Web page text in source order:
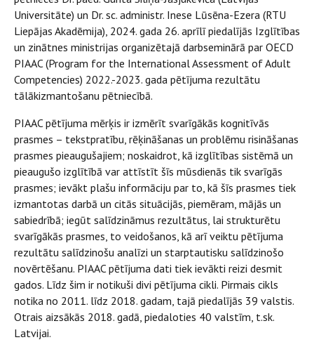
Universitāte) un Dr. sc. administr. Inese Lūsēna-Ezera (RTU
Liepājas Akadēmija), 2024. gada 26. aprīlī piedalījās Izglītības
un zinātnes ministrijas organizētajā darbseminārā par OECD
PIAAC (Program for the International Assessment of Adult
Competencies) 2022.-2023. gada pētījuma rezultātu
tālākizmantošanu pētniecībā.
PIAAC pētījuma mērķis ir izmērīt svarīgākās kognitīvās
prasmes – tekstpratību, rēķināšanas un problēmu risināšanas
prasmes pieaugušajiem; noskaidrot, kā izglītības sistēmā un
pieaugušo izglītībā var attīstīt šīs mūsdienās tik svarīgās
prasmes; ievākt plašu informāciju par to, kā šīs prasmes tiek
izmantotas darbā un citās situācijās, piemēram, mājās un
sabiedrībā; iegūt salīdzināmus rezultātus, lai strukturētu
svarīgākās prasmes, to veidošanos, kā arī veiktu pētījuma
rezultātu salīdzinošu analīzi un starptautisku salīdzinošo
novērtēšanu. PIAAC pētījuma dati tiek ievākti reizi desmit
gados. Līdz šim ir notikuši divi pētījuma cikli. Pirmais cikls
notika no 2011. līdz 2018. gadam, tajā piedalījās 39 valstis.
Otrais aizsākās 2018. gadā, piedaloties 40 valstīm, t.sk.
Latvijai.